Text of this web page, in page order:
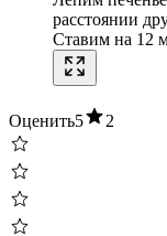
расстоянии
Ставим на 12
Оценить5 2